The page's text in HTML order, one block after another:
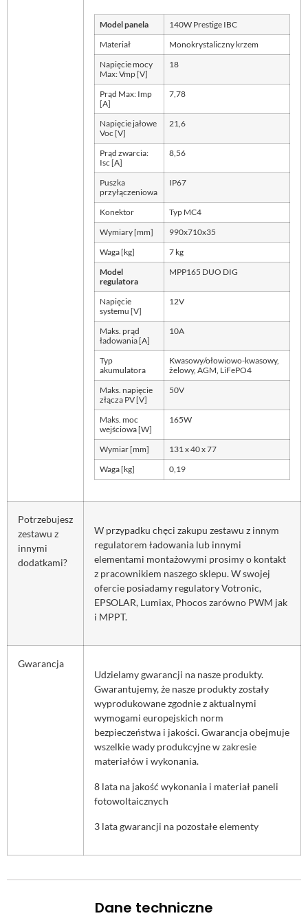
Model panela 140W Prestige IBC
Materiał Monokrystaliczny krzem
Napięcie mocy
Max: Vmp [V]
18
Prąd Max: Imp
[A]
7,78
Napięcie jałowe
Voc [V]
21,6
Prąd zwarcia:
Isc [A]
8,56
Puszka
przyłączeniowa
IP67
Konektor Typ MC4
Wymiary [mm] 990x710x35
Waga [kg] 7 kg
Model
regulatora
MPP165 DUO DIG
Napięcie
systemu [V]
12V
Maks. prąd
ładowania [A]
10A
Typ
akumulatora
Kwasowy/ołowiowo-kwasowy,
żelowy, AGM, LiFePO4
Maks. napięcie
złącza PV [V]
50V
Maks. moc
wejściowa [W]
165W
Wymiar [mm] 131 x 40 x 77
Waga [kg] 0,19
Potrzebujesz
zestawu z
innymi
dodatkami?
W przypadku chęci zakupu zestawu z innym
regulatorem ładowania lub innymi
elementami montażowymi prosimy o kontakt
z pracownikiem naszego sklepu. W swojej
ofercie posiadamy regulatory Votronic,
EPSOLAR, Lumiax, Phocos zarówno PWM jak
i MPPT.
Gwarancja
Udzielamy gwarancji na nasze produkty.
Gwarantujemy, że nasze produkty zostały
wyprodukowane zgodnie z aktualnymi
wymogami europejskich norm
bezpieczeństwa i jakości. Gwarancja obejmuje
wszelkie wady produkcyjne w zakresie
materiałów i wykonania.
8 lata na jakość wykonania i materiał paneli
fotowoltaicznych
3 lata gwarancji na pozostałe elementy
Dane techniczne